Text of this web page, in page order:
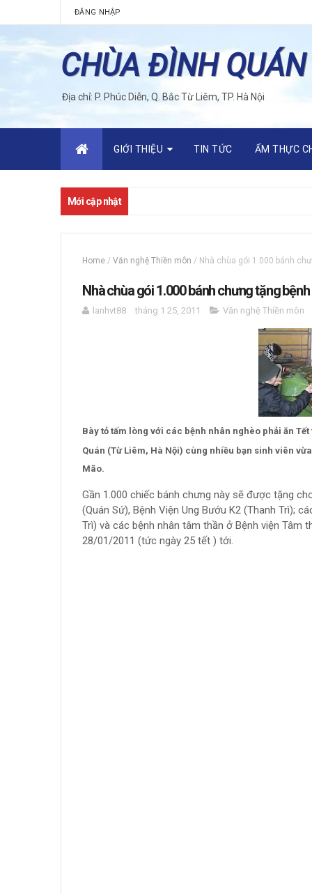
ĐĂNG NHẬP
CHÙA ĐÌNH QUÁN
Địa chỉ: P. Phúc Diễn, Q. Bắc Từ Liêm, TP. Hà Nội
GIỚI THIỆU TIN TỨC ẨM THỰC
Mới cập nhật
Home / Văn nghệ Thiền môn / Nhà chùa gói 1.000 bánh
Nhà chùa gói 1.000 bánh chưng tặng
lanhvt88 tháng 1 25, 2011 Văn nghệ Thiền môn
Bày tỏ tấm lòng với các bệnh nhân nghèo phải ăn
Quán (Từ Liêm, Hà Nội) cùng nhiều bạn sinh viên
Mão.
Gần 1.000 chiếc bánh chưng này sẽ được tặng
(Quán Sứ), Bệnh Viện Ung Bướu K2 (Thanh Trì);
Trì) và các bệnh nhân tâm thần ở Bệnh viện Tâm
28/01/2011 (tức ngày 25 tết ) tới.